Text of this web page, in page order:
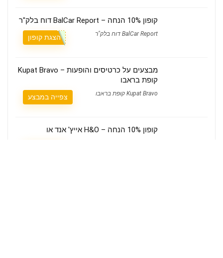
קופון 10% הנחה – BalCar Report דוח בלק"ר
BalCar Report דוח בלק"ר הצגת קופון
מבצעים על כרטיסים והופעות – Kupat Bravo
קופת בראבו
Kupat Bravo קופת בראבו צפייה במבצע
קופון 10% הנחה – H&O אייץ' אנד או